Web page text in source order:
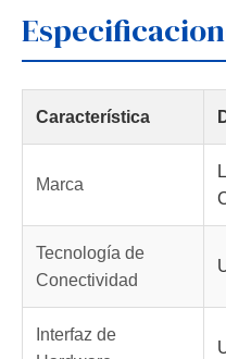
Característica
Marca
Tecnología de
Conectividad
Interfaz de